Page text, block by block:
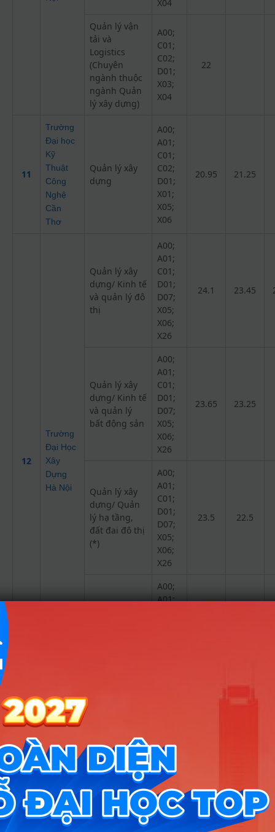
X04
Quản lý vận
tải và
Logistics
(Chuyên
ngành thuộc
ngành Quản
lý xây dựng)
A00;
C01;
C02;
D01;
X03;
X04
22
11
Trường
Đại học
Kỹ
Thuật
Công
Nghệ
Cần
Thơ
Quản lý xây
dựng
A00;
A01;
C01;
C02;
D01;
X01;
X05;
X06
20.95 21.25
12
Trường
Đại Học
Xây
Dựng
Hà Nội
Quản lý xây
dựng/ Kinh tế
và quản lý đô
thị
A00;
A01;
C01;
D01;
D07;
X05;
X06;
X26
24.1 23.45
Quản lý xây
dựng/ Kinh tế
và quản lý
bất động sản
A00;
A01;
C01;
D01;
D07;
X05;
X06;
X26
23.65 23.25
Quản lý xây
dựng/ Quản
lý hạ tầng,
đất đai đô thị
(*)
A00;
A01;
C01;
D01;
D07;
X05;
X06;
X26
23.5 22.5
A00;
A01;
13
Đại Học
Mở
TPHCM
Quản lý xây
dựng
(Môn Toán hệ
số 2)
X07;
X10;
X11;
X26;
X27;
X56